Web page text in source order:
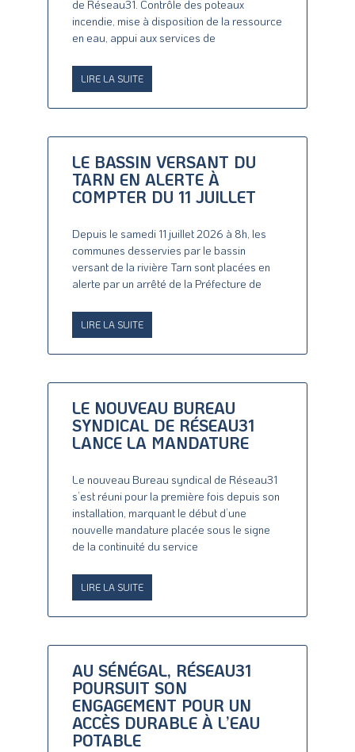
de Réseau31. Contrôle des poteaux
incendie, mise à disposition de la ressource
en eau, appui aux services de
LIRE LA SUITE
LE BASSIN VERSANT DU
TARN EN ALERTE À
COMPTER DU 11 JUILLET
Depuis le samedi 11 juillet 2026 à 8h, les
communes desservies par le bassin
versant de la rivière Tarn sont placées en
alerte par un arrêté de la Préfecture de
LIRE LA SUITE
LE NOUVEAU BUREAU
SYNDICAL DE RÉSEAU31
LANCE LA MANDATURE
Le nouveau Bureau syndical de Réseau31
s’est réuni pour la première fois depuis son
installation, marquant le début d’une
nouvelle mandature placée sous le signe
de la continuité du service
LIRE LA SUITE
AU SÉNÉGAL, RÉSEAU31
POURSUIT SON
ENGAGEMENT POUR UN
ACCÈS DURABLE À L’EAU
POTABLE